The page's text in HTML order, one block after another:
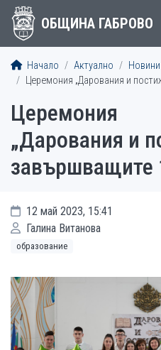
ОБЩИНА ГАБРОВО
Начало Актуално
Новини
Церемония „Дарования и
Церемония
„Дарования и
завършващите
12 май 2023, 15:41
Галина Витанова
образование